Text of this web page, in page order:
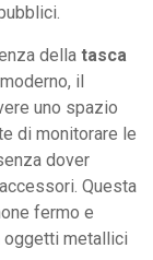
della tasca
il
uno spazio
di monitorare le
dover
Questa
fermo e
oggetti metallici